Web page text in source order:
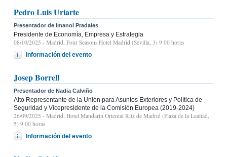
Pedro Luis Uriarte
Presentador de Imanol Pradales
Presidente de Economía, Empresa y Estrategia
08/10/2025 - Madrid, Four Seasons Hotel Madrid (Sevilla, 3) 9.00 horas
Información del evento
Josep Borrell
Presentador de Nadia Calviño
Alto Representante de la Unión para Asuntos Exteriores y Política de
Seguridad y Vicepresidente de la Comisión Europea (2019-2024)
26/09/2025 - Madrid, Hotel Mandarin Oriental Ritz de Madrid (Plaza de la Lealtad,
5) 9:00 horas
Información del evento